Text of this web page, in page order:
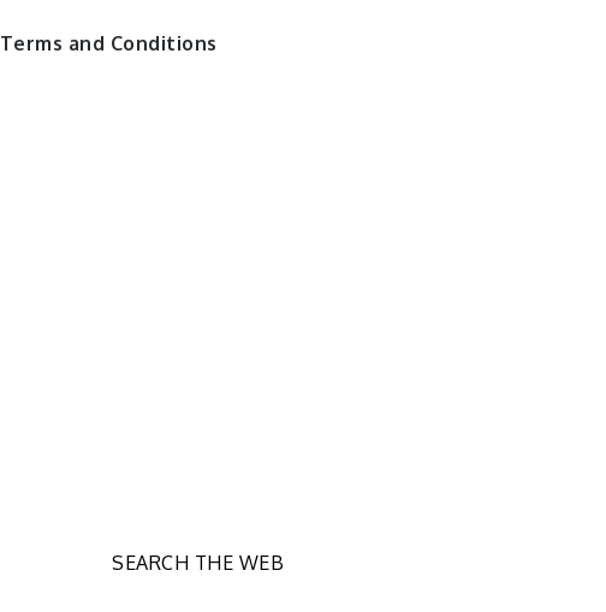
Terms and Conditions
SEARCH THE WEB